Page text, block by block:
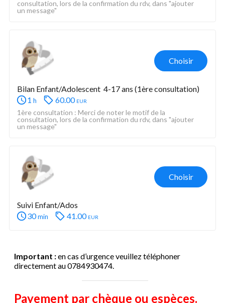
consultation, lors de la confirmation du rdv, dans "ajouter
un message"
Choisir
Bilan Enfant/Adolescent  4-17 ans (1ère consultation)
1 h 60.00 eur
1ère consultation : Merci de noter le motif de la
consultation, lors de la confirmation du rdv, dans "ajouter
un message"
Choisir
Suivi Enfant/Ados
30min 41.00 eur
Important :en cas d’urgence veuillez téléphoner
directement au 0784930474.
Payement par chèque ou espèces.